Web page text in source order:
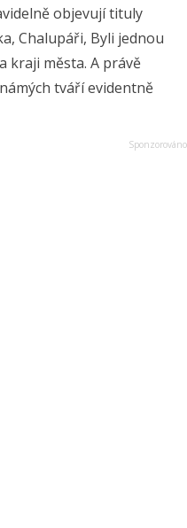
objevují tituly
Chalupáři, Byli jednou
kraji města. A právě
tváří evidentně